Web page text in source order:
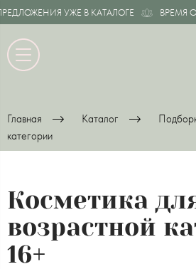
УЖЕ В КАТАЛОГЕ ВРЕМЯ
Главная Каталог
категории
Косметика
возрастной
16+